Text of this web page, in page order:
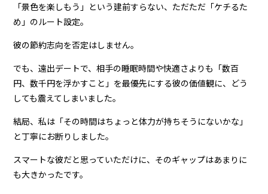
「景色を楽しもう」という建前すらない、ただただ「ケチるた
め」のルート設定。
彼の節約志向を否定はしません。
でも、遠出デートで、相手の睡眠時間や快適さよりも「数百
円、数千円を浮かすこと」を最優先にする彼の価値観に、どう
しても震えてしまいました。
結局、私は「その時間はちょっと体力が持ちそうにないかな」
と丁寧にお断りしました。
スマートな彼だと思っていただけに、そのギャップはあまりに
も大きかったです。